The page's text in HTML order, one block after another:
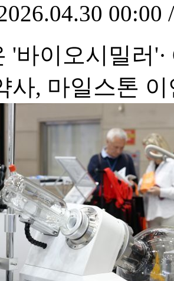
00:00
'바이오시밀러
사, 마일스톤